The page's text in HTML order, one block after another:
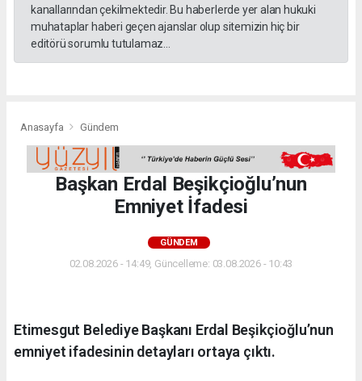
kanallarından çekilmektedir. Bu haberlerde yer alan hukuki
muhataplar haberi geçen ajanslar olup sitemizin hiç bir
editörü sorumlu tutulamaz...
Anasayfa Gündem
Başkan Erdal Beşikçioğlu’nun
Emniyet İfadesi
GÜNDEM
02.08.2026 - 14:49, Güncelleme: 03.08.2026 - 10:43
Etimesgut Belediye Başkanı Erdal Beşikçioğlu’nun
emniyet ifadesinin detayları ortaya çıktı.